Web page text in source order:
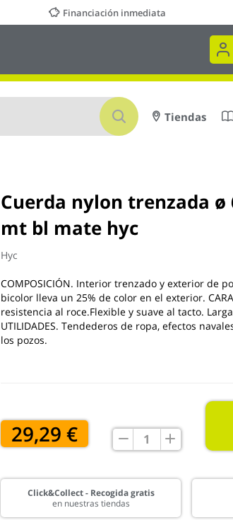
Financiación inmediata
Buscar
Tiendas
Cuerda nylon trenzada ø
mt bl mate hyc
Hyc
COMPOSICIÓN. Interior trenzado y exterior de
bicolor lleva un 25% de color en el exterior.
resistencia al roce.Flexible y suave al tacto.
UTILIDADES. Tendederos de ropa, efectos
los pozos.
29,29 €
Click&Collect - Recogida gratis
en nuestras tiendas